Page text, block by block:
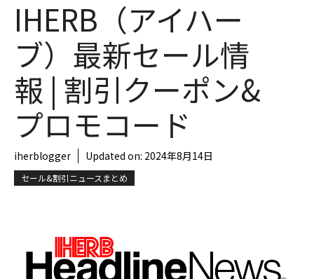
IHERB（アイハー
ブ）最新セール情
報 | 割引クーポン&
プロモコード
iherblogger Updated on: 2024年8月14日
セール&割引ニュースまとめ